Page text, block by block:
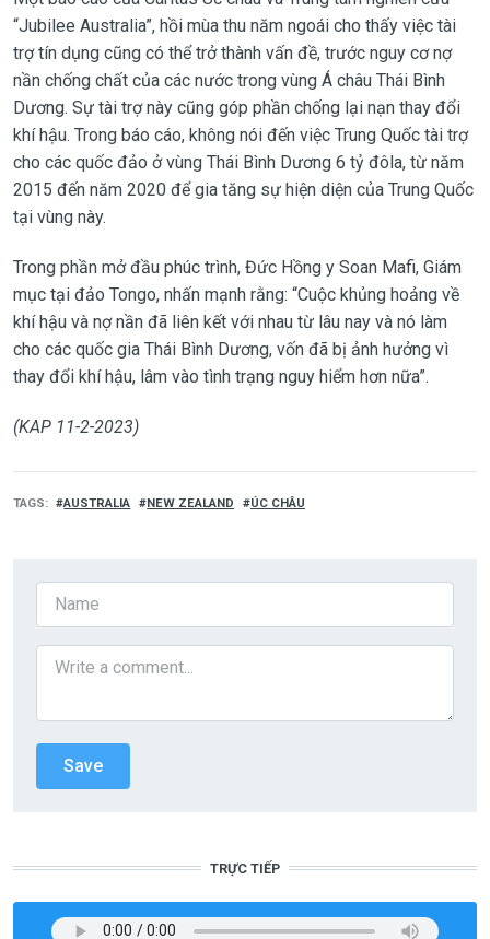
“Jubilee Australia”, hồi mùa thu năm ngoái cho thấy việc tài
trợ tín dụng cũng có thể trở thành vấn đề, trước nguy cơ nợ
nần chống chất của các nước trong vùng Á châu Thái Bình
Dương. Sự tài trợ này cũng góp phần chống lại nạn thay đổi
khí hậu. Trong báo cáo, không nói đến việc Trung Quốc tài trợ
cho các quốc đảo ở vùng Thái Bình Dương 6 tỷ đôla, từ năm
2015 đến năm 2020 để gia tăng sự hiện diện của Trung Quốc
tại vùng này.
Trong phần mở đầu phúc trình, Đức Hồng y Soan Mafi, Giám
mục tại đảo Tongo, nhấn mạnh rằng: “Cuộc khủng hoảng về
khí hậu và nợ nần đã liên kết với nhau từ lâu nay và nó làm
cho các quốc gia Thái Bình Dương, vốn đã bị ảnh hưởng vì
thay đổi khí hậu, lâm vào tình trạng nguy hiểm hơn nữa”.
(KAP 11-2-2023)
TAGS AUSTRALIA NEW ZEALAND ÚC CHÂU
TRỰC TIẾP